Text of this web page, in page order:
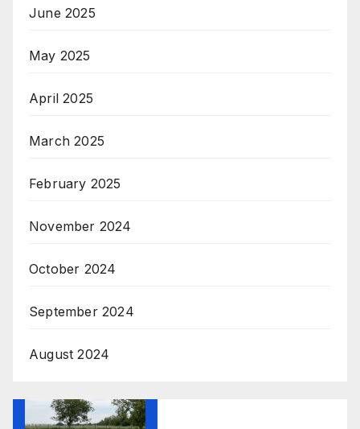
June 2025
May 2025
April 2025
March 2025
February 2025
November 2024
October 2024
September 2024
August 2024